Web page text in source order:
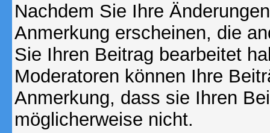
Nachdem Sie Ihre
Anmerkung erscheinen, die
Sie Ihren Beitrag bearbeitet
Moderatoren können Ihre
Anmerkung, dass sie Ihren
möglicherweise nicht.